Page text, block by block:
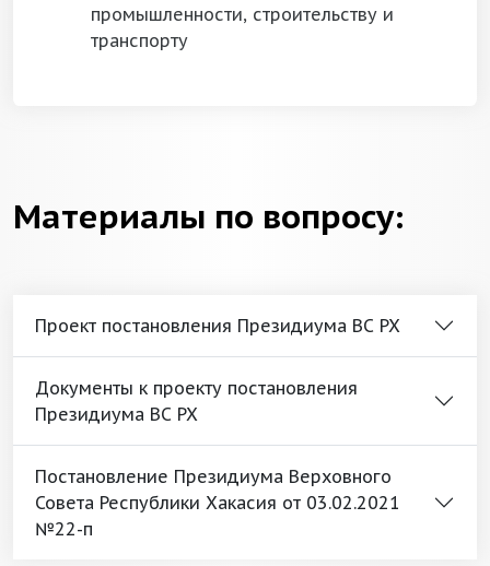
промышленности, строительству и
транспорту
Материалы по вопросу:
Проект постановления Президиума ВС РХ
Документы к проекту постановления
Президиума ВС РХ
Постановление Президиума Верховного
Совета Республики Хакасия от 03.02.2021
№22-п